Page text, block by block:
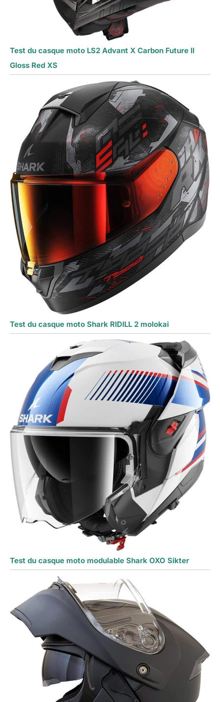
Test du casque moto LS2 Advant X Carbon Future II
Gloss Red XS
Test du casque moto Shark RIDILL 2 molokai
Test du casque moto modulable Shark OXO Sikter